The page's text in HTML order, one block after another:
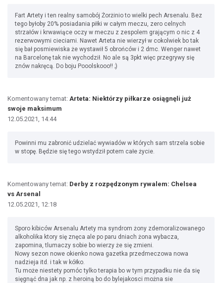
Fart Artety i ten realny samobój Żorżinio to wielki pech Arsenalu. Bez
tego byłoby 20% posiadania piłki w całym meczu, zero celnych
strzałów i krwawiące oczy w meczu z zespolem grającym o nic z 4
rezerwowymi cieciami. Nawet Arteta nie wierzył w cokolwiek bo tak
się bał posmiewiska że wystawił 5 obrońców i 2 dmc. Wenger nawet
na Barcelonę tak nie wychodził. No ale są 3pkt więc przegrywy się
znów nakręcą. Do boju Pooolskooo!! ;)
Komentowany temat: Arteta: Niektórzy piłkarze osiągnęli już
swoje maksimum
12.05.2021, 14:44
Powinni mu zabronić udzielać wywiadów w których sam strzela sobie
w stopę. Będzie się tego wstydził potem całe życie.
Komentowany temat: Derby z rozpędzonym rywalem: Chelsea
vs Arsenal
12.05.2021, 12:18
Sporo kibiców Arsenalu Artety ma syndrom żony zdemoralizowanego
alkoholika ktory się znęca ale po paru dniach żona wybacza,
zapomina, tlumaczy sobie bo wierzy że się zmieni.
Nowy sezon nowe okienko nowa gazetka przedmeczowa nowa
nadzieja itd. i tak w kółko.
Tu może niestety pomóc tylko terapia bo w tym przypadku nie da się
sięgnąć dna jak np. z heroiną bo do bylejakosci można sie